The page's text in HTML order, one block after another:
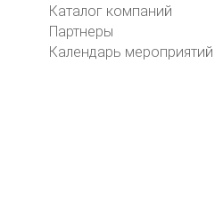
Каталог компаний
Партнеры
Календарь мероприятий